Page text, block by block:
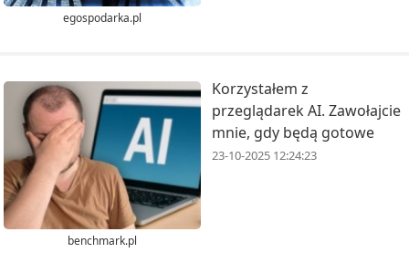
egospodarka.pl
benchmark.pl
Korzystałem z
przeglądarek AI. Zawołajcie
mnie, gdy będą gotowe
23-10-2025 12:24:23